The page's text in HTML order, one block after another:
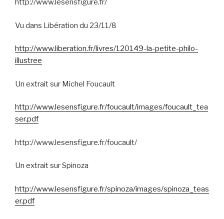
http://www.lesensfigure.fr/
Vu dans Libération du 23/11/8
http://www.liberation.fr/livres/120149-la-petite-philo-
illustree
Un extrait sur Michel Foucault
http://www.lesensfigure.fr/foucault/images/foucault_tea
ser.pdf
http://www.lesensfigure.fr/foucault/
Un extrait sur Spinoza
http://www.lesensfigure.fr/spinoza/images/spinoza_teas
er.pdf